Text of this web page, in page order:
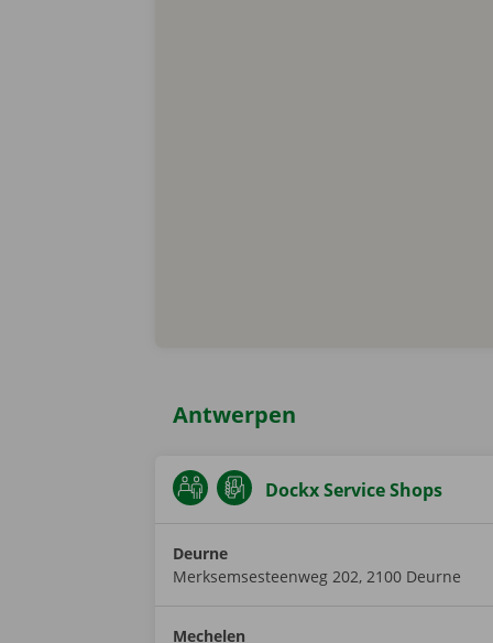
Antwerpen
Dockx Service Shops
Deurne
Merksemsesteenweg 202, 2100 Deurne
Mechelen